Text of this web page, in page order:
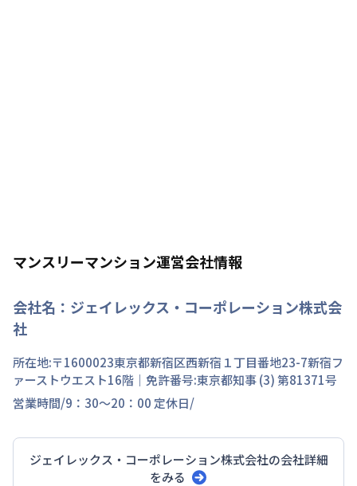
マンスリーマンション運営会社情報
会社名： ジェイレックス・コーポレーション株式会
社
所在地:〒1600023東京都新宿区西新宿 １丁目番地23-7新宿フ
ァーストウエスト16階 ｜免許番号:東京都知事 (3) 第81371号
営業時間/9：30～20：00 定休日/
ジェイレックス・コーポレーション株式会社の会社詳細
をみる